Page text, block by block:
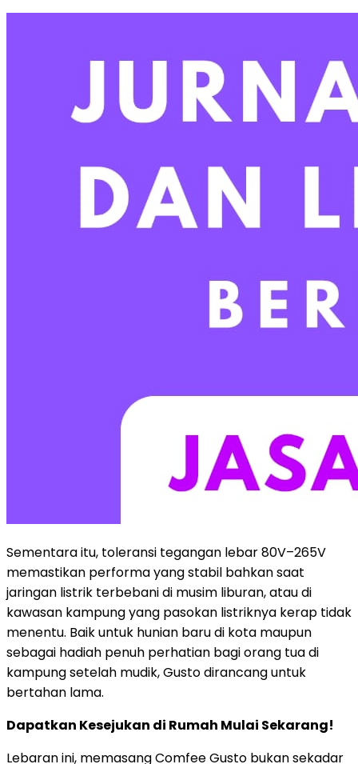
Sementara itu, toleransi tegangan lebar 80V–265V
memastikan performa yang stabil bahkan saat
jaringan listrik terbebani di musim liburan, atau di
kawasan kampung yang pasokan listriknya kerap tidak
menentu. Baik untuk hunian baru di kota maupun
sebagai hadiah penuh perhatian bagi orang tua di
kampung setelah mudik, Gusto dirancang untuk
bertahan lama.
Dapatkan Kesejukan di Rumah Mulai Sekarang!
Lebaran ini, memasang Comfee Gusto bukan sekadar